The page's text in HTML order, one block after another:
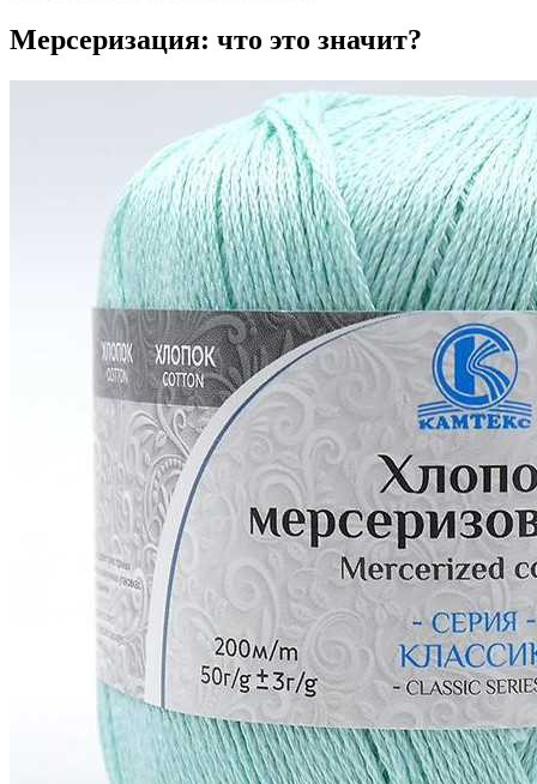
Мерсеризация: что это значит?